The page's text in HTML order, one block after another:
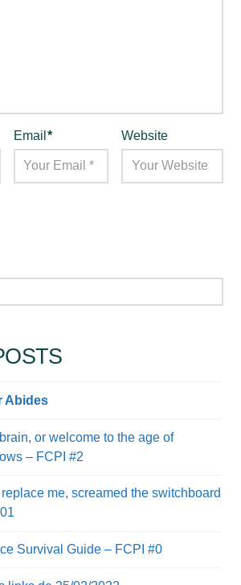
Email* Website
Abides
or welcome to the age of
– FCPI #2
me, screamed the switchboard
Survival Guide – FCPI #0